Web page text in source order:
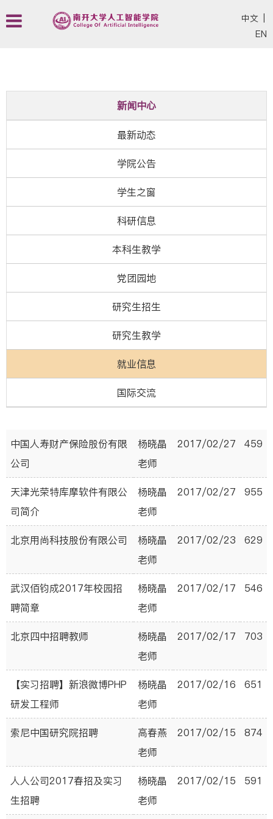
中文
EN
新闻中心
最新动态
学院公告
学生之窗
科研信息
本科生教学
党团园地
研究生招生
研究生教学
就业信息
国际交流
中国人寿财产保险股份有限
公司
杨晓晶
老师
2017/02/27 459
天津光荣特库摩软件有限公
司简介
杨晓晶
老师
2017/02/27 955
北京用尚科技股份有限公司
杨晓晶
老师
2017/02/23 629
武汉佰钧成2017年校园招
聘简章
杨晓晶
老师
2017/02/17 546
北京四中招聘教师
杨晓晶
老师
2017/02/17 703
【实习招聘】新浪微博PHP
研发工程师
杨晓晶
老师
2017/02/16 651
索尼中国研究院招聘
高春燕
老师
2017/02/15 874
人人公司2017春招及实习
生招聘
杨晓晶
老师
2017/02/15 591